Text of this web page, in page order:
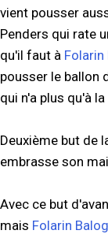
vient pousser
Penders qui rate
qu'il faut à Folarin
pousser le ballon
qui n'a plus qu'à
Deuxième but de
embrasse son
Avec ce but
mais Folarin